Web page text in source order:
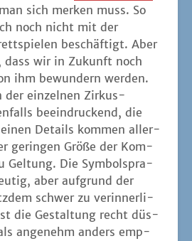
sich mer­ken muss. So
noch nicht mit der
beschäf­tigt. Aber
dass wir in Zukunft noch
ihm bewun­dern wer­den.
der ein­zel­nen Zir­kus-
beein­dru­ckend, die
Details kom­men aller­
gerin­gen Grö­ße der Kom­
Gel­tung. Die Sym­bol­spra­
aber auf­grund der
schwer zu ver­in­ner­li­
die Gestal­tung recht düs­
ange­nehm anders emp­